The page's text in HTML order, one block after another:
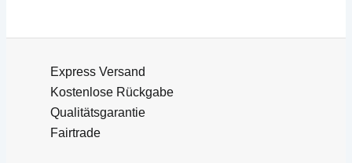
Express Versand
Kostenlose Rückgabe
Qualitätsgarantie
Fairtrade